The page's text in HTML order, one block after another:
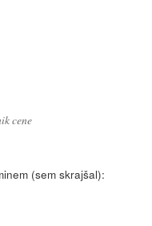
cene
(sem skrajšal):